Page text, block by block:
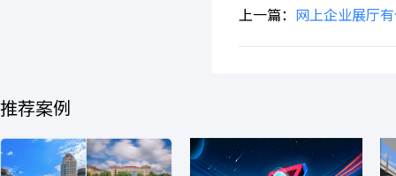
上一篇： 网上企业展厅
推荐案例